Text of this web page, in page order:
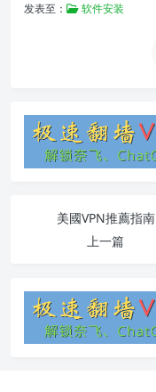
发表至： 软件安装
美國VPN推薦指南
上一篇